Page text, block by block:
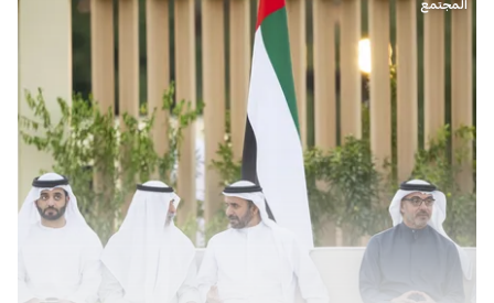
المجتمع